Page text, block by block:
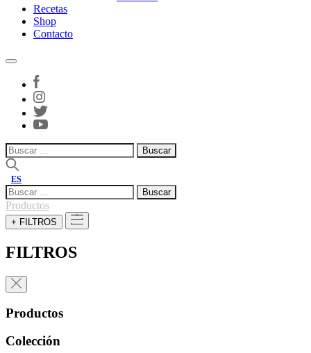
Recetas
Shop
Contacto
Buscar:
ES
Buscar:
Productos
+ FILTROS
FILTROS
Productos
Colección